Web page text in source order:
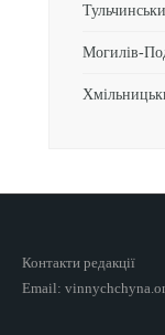
Могилів-
Контакти редакції
Email: